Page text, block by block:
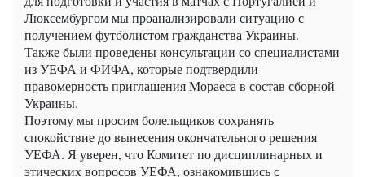
Люксембургом мы проанализировали ситуацию с
получением футболистом гражданства Украины.
Также были проведены консультации со специалистами
из УЕФА и ФИФА, которые подтвердили
правомерность приглашения Мораеса в состав сборной
Украины.
Поэтому мы просим болельщиков сохранять
спокойствие до вынесения окончательного решения
УЕФА. Я уверен, что Комитет по дисциплинарных и
этических вопросов УЕФА, ознакомившись с